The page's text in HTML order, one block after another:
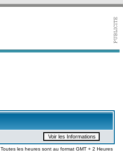
Toutes les heures sont au format GMT + 2 Heures